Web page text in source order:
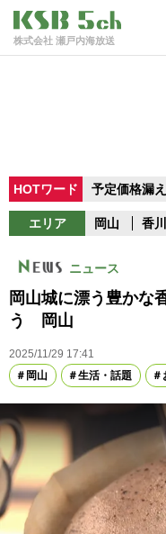
株式会社 瀬戸内海放送
HOTワード 予定価格漏
エリア 岡山 香川
ニュース
岡山城に漂う豊か
う 岡山
2025/11/29 17:41
岡山
生活・話題